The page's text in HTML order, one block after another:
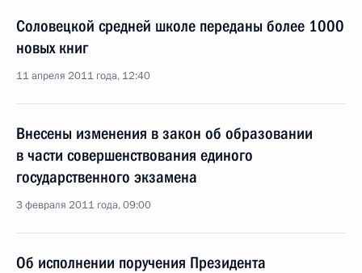
Соловецкой средней школе переданы более 1000
новых книг
11 апреля 2011 года, 12:40
Внесены изменения в закон об образовании
в части совершенствования единого
государственного экзамена
3 февраля 2011 года, 09:00
Об исполнении поручения Президента